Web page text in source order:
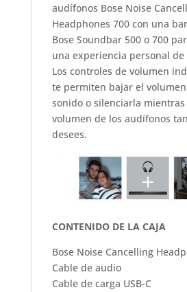
audífonos Bose Noise
Headphones 700 con una
Bose Soundbar 500 o 700
una experiencia personal de
Los controles de volumen
te permiten bajar el
sonido o silenciarla
volumen de los audífonos
desees.
CONTENIDO DE LA CAJA
Bose Noise Cancelling
Cable de audio
Cable de carga USB-C